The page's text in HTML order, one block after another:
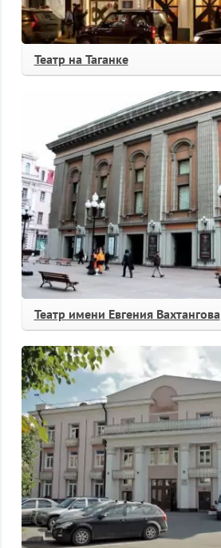
Театр на Таганке
Театр имени Евгения Вахтангова